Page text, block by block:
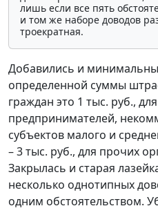
лишь если все пять
и том же наборе доводов
троекратная.
Добавились и
определенной суммы
граждан это 1 тыс. руб.,
предпринимателей,
субъектов малого и
– 3 тыс. руб., для прочих
Закрылась и старая
несколько однотипных
одним обстоятельством.